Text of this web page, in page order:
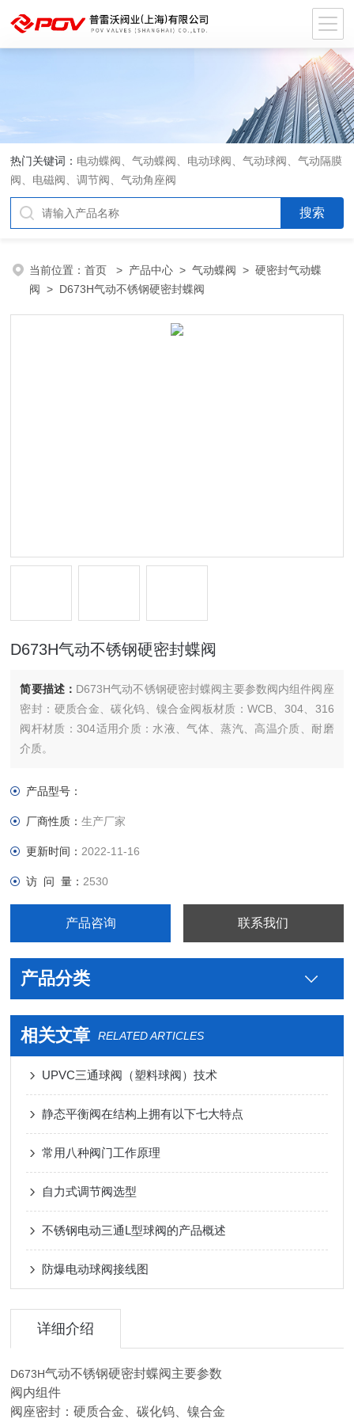
热门关键词： 电动蝶阀、气动蝶阀、电动球阀、气动球阀、气动隔膜
阀、电磁阀、调节阀、气动角座阀
当前位置：首页 > 产品中心 >气动蝶阀 >硬密封气动蝶
阀 > D673H气动不锈钢硬密封蝶阀
D673H气动不锈钢硬密封蝶阀
简要描述： D673H气动不锈钢硬密封蝶阀主要参数阀内组件阀座
密封：硬质合金、碳化钨、镍合金阀板材质：WCB、304、316
阀杆材质：304适用介质：水液、气体、蒸汽、高温介质、耐磨
介质。
产品型号：
厂商性质：生产厂家
更新时间： 2022-11-16
访 问 量： 2530
产品咨询 联系我们
产品分类
相关文章 RELATED ARTICLES
UPVC三通球阀（塑料球阀）技术
静态平衡阀在结构上拥有以下七大特点
常用八种阀门工作原理
自力式调节阀选型
不锈钢电动三通L型球阀的产品概述
防爆电动球阀接线图
详细介绍
D673H气动不锈钢硬密封蝶阀主要参数
阀内组件
阀座密封：硬质合金、碳化钨、镍合金